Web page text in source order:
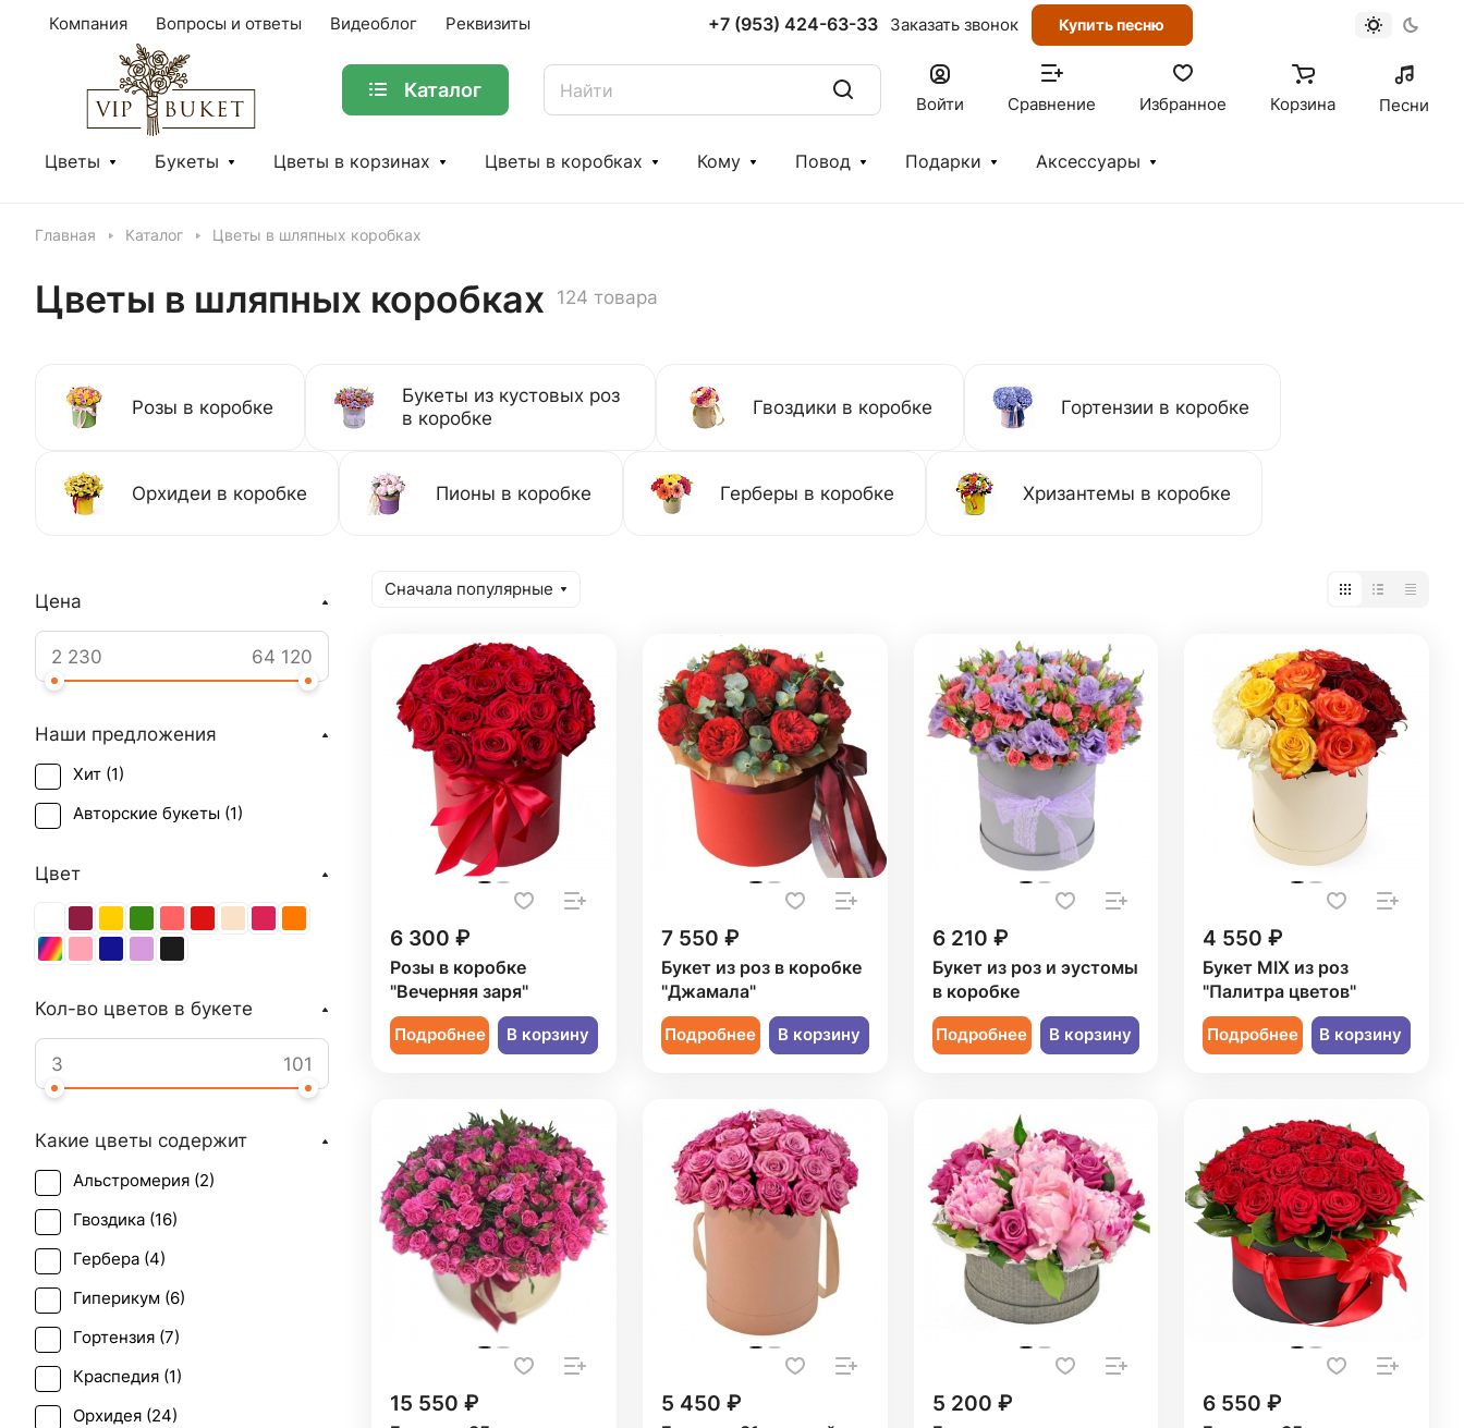
Компания Вопросы и ответы Видеоблог Реквизиты +7 (953) 424-63-33 Заказать звонок Купить песню
Каталог
Войти Сравнение Избранное Корзина Песни
Цветы Букеты Цветы в корзинах Цветы в коробках Кому Повод Подарки Аксессуары
Главная Каталог Цветы в шляпных коробках
Цветы в шляпных коробках 124 товара
Розы в коробке
Букеты из кустовых роз
в коробке
Гвоздики в коробке Гортензии в коробке
Орхидеи в коробке Пионы в коробке Герберы в коробке Хризантемы в коробке
Сначала популярные
6 300 ₽
Розы в коробке
"Вечерняя заря"
Подробнее В корзину
7 550 ₽
Букет из роз в коробке
"Джамала"
Подробнее В корзину
6 210 ₽
Букет из роз и эустомы
в коробке
Подробнее В корзину
4 550 ₽
Букет MIX из роз
"Палитра цветов"
Подробнее В корзину
15 550 ₽ 5 450 ₽ 5 200 ₽ 6 550 ₽
Цена
Наши предложения
Хит (1)
Авторские букеты (1)
Цвет
Кол-во цветов в букете
Какие цветы содержит
Альстромерия (2)
Гвоздика (16)
Гербера (4)
Гиперикум (6)
Гортензия (7)
Краспедия (1)
Орхидея (24)